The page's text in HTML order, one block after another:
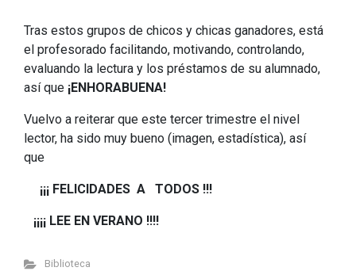
Tras estos grupos de chicos y chicas ganadores, está
el profesorado facilitando, motivando, controlando,
evaluando la lectura y los préstamos de su alumnado,
así que ¡ENHORABUENA!
Vuelvo a reiterar que este tercer trimestre el nivel
lector, ha sido muy bueno (imagen, estadística), así
que
¡¡¡ FELICIDADES A TODOS !!!
¡¡¡¡ LEE EN VERANO !!!!
Biblioteca